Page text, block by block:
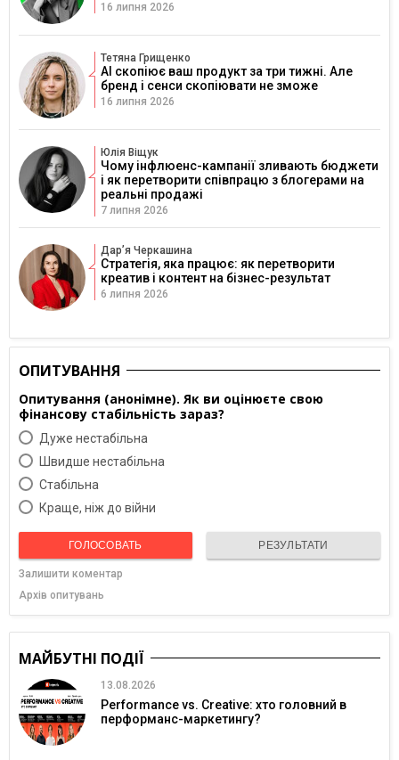
16 липня 2026
Тетяна Грищенко
AI скопіює ваш продукт за три тижні. Але
бренд і сенси скопіювати не зможе
16 липня 2026
Юлія Віщук
Чому інфлюенс-кампанії зливають бюджети
і як перетворити співпрацю з блогерами на
реальні продажі
7 липня 2026
Дарʼя Черкашина
Стратегія, яка працює: як перетворити
креатив і контент на бізнес-результат
6 липня 2026
ОПИТУВАННЯ
Опитування (анонімне). Як ви оцінюєте свою
фінансову стабільність зараз?
Дуже нестабільна
Швидше нестабільна
Cтабільна
Краще, ніж до війни
ГОЛОСОВАТЬ РЕЗУЛЬТАТИ
Залишити коментар
Архів опитувань
МАЙБУТНІ ПОДІЇ
13.08.2026
Performance vs. Creative: хто головний в
перформанс-маркетингу?